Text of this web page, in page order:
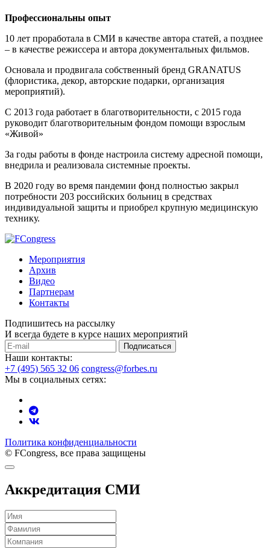
Профессиональны опыт
10 лет проработала в СМИ в качестве автора статей, а позднее
– в качестве режиссера и автора документальных фильмов.
Основала и продвигала собственный бренд GRANATUS
(флористика, декор, авторские подарки, организация
мероприятий).
С 2013 года работает в благотворительности, с 2015 года
руководит благотворительным фондом помощи взрослым
«Живой»
За годы работы в фонде настроила систему адресной помощи,
внедрила и реализовала системные проекты.
В 2020 году во время пандемии фонд полностью закрыл
потребности 203 российских больниц в средствах
индивидуальной защиты и приобрел крупную медицинскую
технику.
Мероприятия
Архив
Видео
Партнерам
Контакты
Подпишитесь на рассылку
И всегда будете в курсе наших мероприятий
Подписаться
Наши контакты:
+7 (495) 565 32 06 congress@forbes.ru
Мы в социальных сетях:
Политика конфиденциальности
© FCongress, все права защищены
Аккредитация СМИ